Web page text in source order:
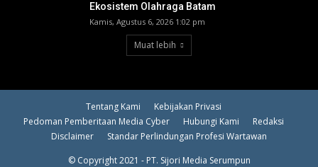
Ekosistem Olahraga Batam
Kamis, Agustus 6, 2026 1:02 pm
Muat lebih
Tentang Kami
Kebijakan Privasi
Pedoman Pemberitaan Media Cyber
Hubungi Kami
Redaksi
Disclaimer
Standar Perlindungan Profesi Wartawan
© Copyright 2021 - PT. Sijori Media Serumpun